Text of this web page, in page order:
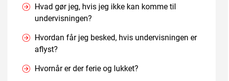
Hvad gør jeg, hvis jeg ikke kan komme til
undervisningen?
Hvordan får jeg besked, hvis undervisningen er
aflyst?
Hvornår er der ferie og lukket?